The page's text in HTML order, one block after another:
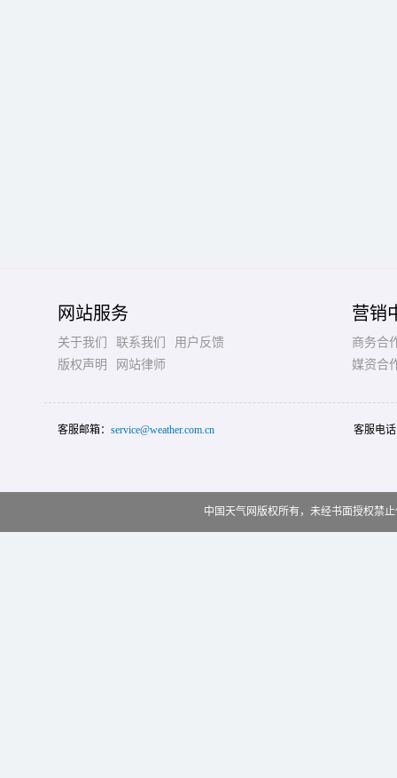
网站服务
关于我们 联系我们
用户反馈
版权声明
网站律师
营销
商务合
媒资合
客服邮箱： service@weather.com.cn 客服电
中国天气网版权所有，未经书面授权